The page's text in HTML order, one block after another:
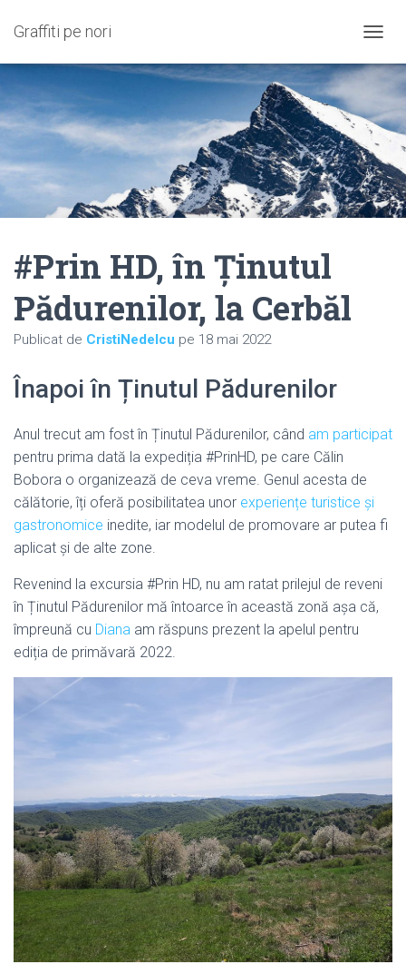
Graffiti pe nori
O
T
N
A
V
I
G
#Prin HD, în Ținutul
Pădurenilor, la Cerbăl
Publicat de CristiNedelcu pe 18 mai 2022
Înapoi în Ținutul Pădurenilor
Anul trecut am fost în Ținutul Pădurenilor, când am participat
pentru prima dată la expediția #PrinHD, pe care Călin
Bobora o organizează de ceva vreme. Genul acesta de
călătorie, îți oferă posibilitatea unor experiențe turistice și
gastronomice inedite, iar modelul de promovare ar putea fi
aplicat și de alte zone.
Revenind la excursia #Prin HD, nu am ratat prilejul de reveni
în Ținutul Pădurenilor mă întoarce în această zonă așa că,
împreună cu Diana am răspuns prezent la apelul pentru
ediția de primăvară 2022.